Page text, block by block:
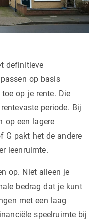
definitieve
op basis
op je rente. Die
periode. Bij
op een lagere
G pakt het de andere
leenruimte.
op. Niet alleen je
bedrag dat je kunt
met een laag
speelruimte bij